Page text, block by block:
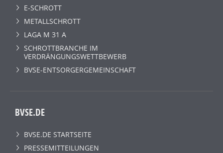
E-SCHROTT
METALLSCHROTT
LAGA M 31 A
SCHROTTBRANCHE IM
VERDRÄNGUNGSWETTBEWERB
BVSE-ENTSORGERGEMEINSCHAFT
BVSE.DE
BVSE.DE STARTSEITE
PRESSEMITTEILUNGEN